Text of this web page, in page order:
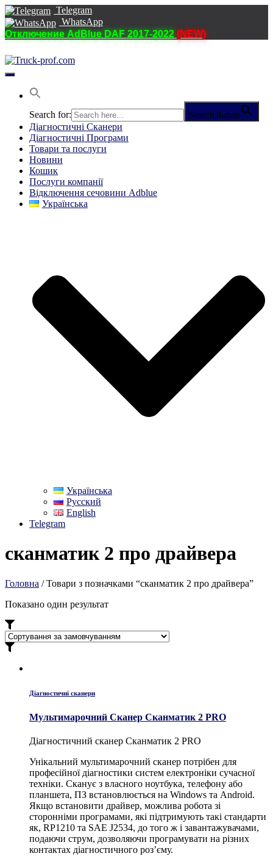
Telegram
WhatsApp
Отключение AdBlue DAF 2017-2022 (NEW)
Перемкнути
навігацію
Search for: Search Button
Діагностичні Cканери
Діагностичні Програми
Товари та послуги
Новини
Кошик
Послуги компанії
Відключення сечовини Adblue
Українська
Українська
Русский
English
Telegram
сканматик 2 про драйвера
Головна / Товари з позначками “сканматик 2 про драйвера”
Показано один результат
Діагностичні сканери
Мультимарочний Сканер Сканматик 2 PRO
Діагностичний сканер Сканматик 2 PRO
Унікальний мультимарочний сканер потрібен для
професійної діагностики систем електроніки сучасної
техніки. Сканує з власного ноутбука, телефону або
планшета, ПЗ встановлюється на Windows та Android.
Якщо встановити драйвер, можлива робота зі
сторонніми програмами, які підтримують такі стандарти
як, RP1210 та SAE J2534, до того ж і завантажувачами,
подаючи струм, дозволяючи програмувати на різних
контактах діагностичного роз’єму.